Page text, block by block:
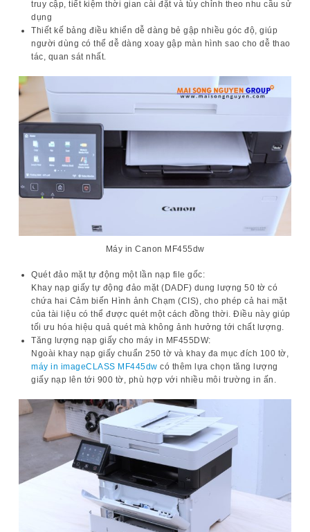
truy cập, tiết kiệm thời gian cài đặt và tùy chỉnh theo nhu cầu sử
dụng
Thiết kế bảng điều khiển dễ dàng bẻ gập nhiều góc độ, giúp
người dùng có thể dễ dàng xoay gập màn hình sao cho dễ thao
tác, quan sát nhất.
Máy in Canon MF455dw
Quét đảo mặt tự động một lần nạp file gốc:
Khay nạp giấy tự động đảo mặt (DADF) dung lượng 50 tờ có
chứa hai Cảm biến Hình ảnh Chạm (CIS), cho phép cả hai mặt
của tài liệu có thể được quét một cách đồng thời. Điều này giúp
tối ưu hóa hiệu quả quét mà không ảnh hưởng tới chất lượng.
Tăng lượng nạp giấy cho máy in MF455DW:
Ngoài khay nạp giấy chuẩn 250 tờ và khay đa mục đích 100 tờ,
máy in imageCLASS MF445dw có thêm lựa chọn tăng lượng
giấy nạp lên tới 900 tờ, phù hợp với nhiều môi trường in ấn.